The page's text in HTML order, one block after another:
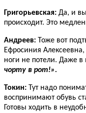
Григорьевская: Да, и
происходит. Это
Андреев: Тоже вот
Ефросиния
ноги не потели. Даже в
чорту в рот!».
Токин: Тут надо
воспринимают обувь
Готовы ходить в